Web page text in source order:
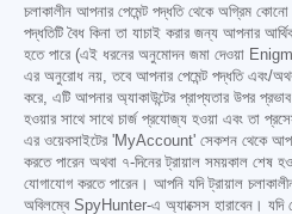
চলাকালীন আপনার পেমেন্ট পদ্ধতি থেকে অগ্রিম কোনো
পদ্ধতিটি বৈধ কিনা তা যাচাই করার জন্য আপনার
হতে পারে (এই ধরনের অনুমোদন জমা দেওয়া
এর অনুরোধ নয়, তবে আপনার পেমেন্ট পদ্ধতি এবং/
করে, এটি আপনার অ্যাকাউন্টের প্রাপ্যতার উপর
হওয়ার সাথে সাথে চার্জ প্রযোজ্য হওয়া এবং তা
এর ওয়েবসাইটের 'MyAccount' সেকশন থেকে
করতে পারেন অথবা ৭-দিনের ট্রায়াল সময়কাল
যোগাযোগ করতে পারেন। আপনি যদি ট্রায়াল
অবিলম্বে SpyHunter-এ অ্যাক্সেস হারাবেন।